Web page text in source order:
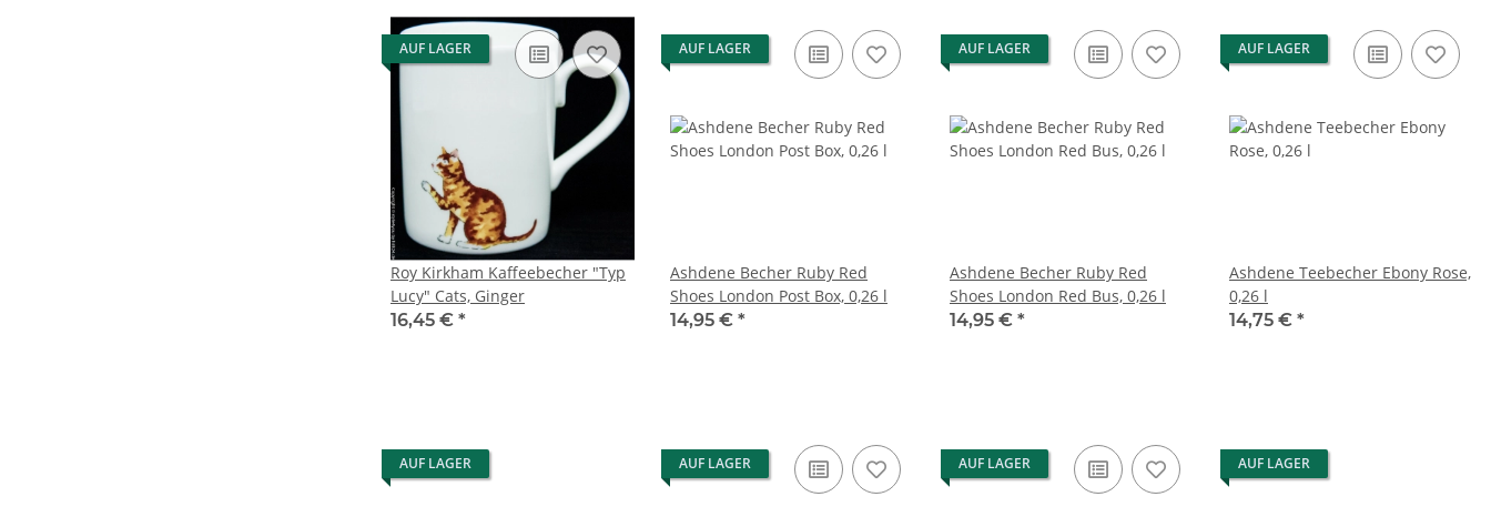
AUF LAGER
Roy Kirkham Kaffeebecher "Typ
Lucy" Cats, Ginger
16,45 € *
AUF LAGER
Ashdene Becher Ruby Red
Shoes London Post Box, 0,26 l
14,95 € *
AUF LAGER
Ashdene Becher Ruby Red
Shoes London Red Bus, 0,26 l
14,95 € *
AUF LAGER
Ashdene Teebecher Ebony Rose,
0,26 l
14,75 € *
AUF LAGER AUF LAGER AUF LAGER AUF LAGER